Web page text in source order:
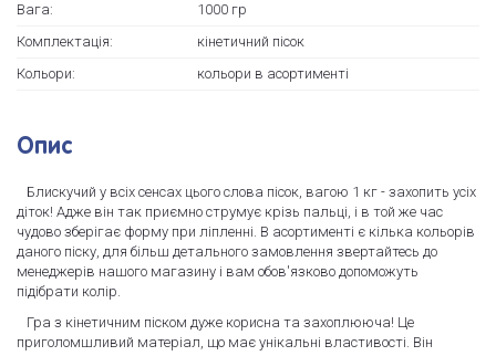
Вага:
1000 гр
Комплектація:
кінетичний пісок
Кольори:
кольори в асортименті
Опис
Блискучий у всіх сенсах цього слова пісок, вагою 1 кг - захопить усіх
діток! Адже він так приємно струмує крізь пальці, і в той же час
чудово зберігає форму при ліпленні. В асортименті є кілька кольорів
даного піску, для більш детального замовлення звертайтесь до
менеджерів нашого магазину і вам обов'язково допоможуть
підібрати колір.
Гра з кінетичним піском дуже корисна та захоплююча! Це
приголомшливий матеріал, що має унікальні властивості. Він